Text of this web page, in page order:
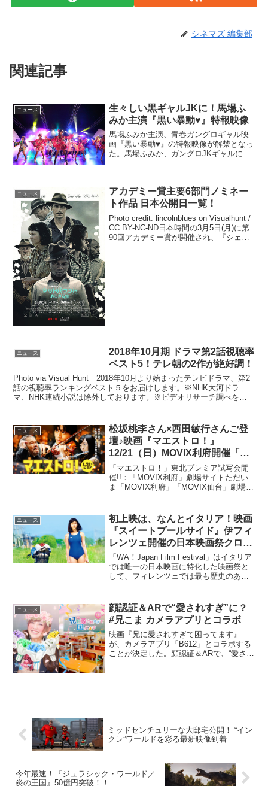
シネマズ 編集部
関連記事
ニュース
生々しい黒ギャルJKに！馬場ふ
みか主演『黒い暴動♥』特報映像
馬場ふみか主演、青春ガングロギャル映
画『黒い暴動♥』の特報映像が解禁となっ
た。馬場ふみか、ガングロJKギャルに！
と、その12年後、ア...
ニュース
アカデミー賞主要6部門ノミネー
ト作品 日本公開日一覧！
Photo credit: lincolnblues on Visualhunt /
CC BY-NC-ND日本時間の3月5日(月)に第
90回アカデミー賞が開催され、『シェイ
ニュース
2018年10月期 ドラマ第2話視聴率
ベスト5！テレ朝の2作が絶好調！
Photo via Visual Hunt 2018年10月より始まったテレビドラマ、第2
話の視聴率ランキングベスト５をお届けします。※NHK大河ドラ
マ、NHK連続小説は除外しております。※ビデオリサーチ調べを参
ニュース
松坂桃李さん×西田敏行さんご登
壇♪映画『マエストロ！』
12/21（日）MOVIX利府開催「東
北プレミア試写会」ご招待！
「マエストロ！」東北プレミア試写会開
催!!：「MOVIX利府」劇場サイトただい
ま「MOVIX利府」「MOVIX仙台」劇場設
300名様をご招待♪映画『マエストロ！』
公式...
ニュース
初上映は、なんとイタリア！映画
『スイートプールサイド』伊フィ
レンツェ開催の日本映画祭クロー
ジング作品に決定♪
「WA！Japan Film Festival」はイタリア
では唯一の日本映画に特化した映画祭と
して、フィレンツェでは最も歴史のある
上映も行われます♪「WA！Japan ...
ニュース
顔認証＆ARで“愛されすぎ”に？
#兄こま カメラアプリとコラボ
映画『兄に愛されすぎて困ってます』
が、カメラアプリ「B612」とコラボする
ことが決定した。顔認証＆ARで、“愛され
ミッドセンチュリーな大邸宅公開！ “イン
クレ”ワールドを彩る最新映像到着
今年最速！『ジュラシック・ワールド／
炎の王国』50億円突破！！